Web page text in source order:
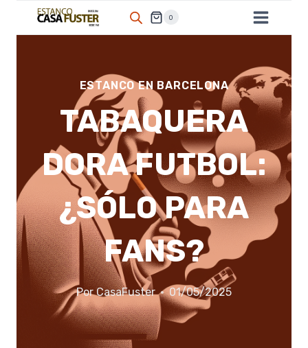
0
ESTANCO EN BARCELONA
TABAQUERA
DORA FUTBOL:
¿SÓLO PARA
FANS?
PorCasaFuster 01/05/2025